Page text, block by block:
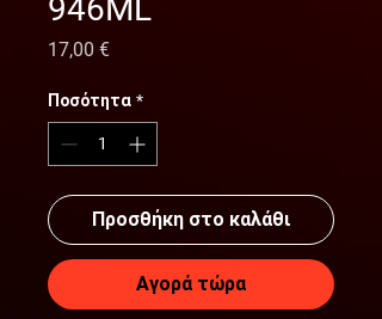
946ML
17,00 €Τιμή
Ποσότητα *
Προσθήκη στο καλάθι
Αγορά τώρα